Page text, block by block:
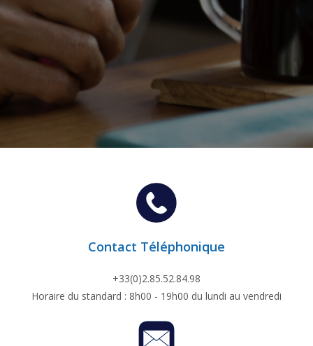
Contact Téléphonique
+33(0)2.85.52.84.98
Horaire du standard : 8h00 - 19h00 du lundi au vendredi